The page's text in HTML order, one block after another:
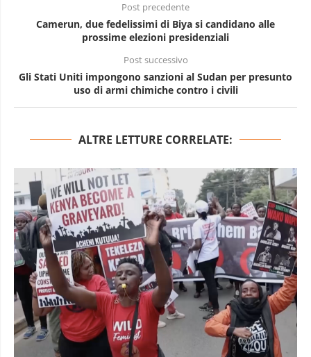
Post precedente
Camerun, due fedelissimi di Biya si candidano alle
prossime elezioni presidenziali
Post successivo
Gli Stati Uniti impongono sanzioni al Sudan per presunto
uso di armi chimiche contro i civili
ALTRE LETTURE CORRELATE: